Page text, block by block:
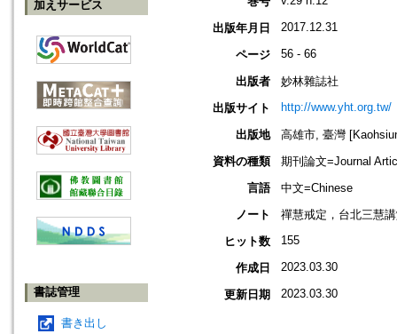
加えサービス
書誌管理
書き出し
出版年月日 2017.12.31
ページ 56 - 66
出版者
妙林雜誌社
出版サイト
http://www.yht.org.tw/
出版地
高雄市, 臺灣
資料の種類
期刊論文=Journal
言語
中文=Chinese
ノート
禪慧戒定，台北三慧
ヒット数
155
作成日 2023.03.30
更新日期 2023.03.30